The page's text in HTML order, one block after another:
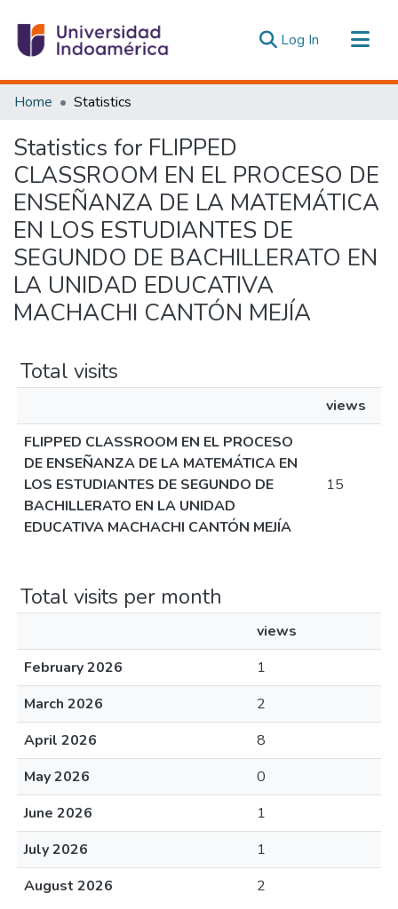
Log In (current)
Communities & Collections
Estadísticas Externas
Home Statistics
Statistics for FLIPPED
CLASSROOM EN EL PROCESO DE
ENSEÑANZA DE LA MATEMÁTICA
EN LOS ESTUDIANTES DE
SEGUNDO DE BACHILLERATO EN
LA UNIDAD EDUCATIVA
MACHACHI CANTÓN MEJÍA
Total visits
views
FLIPPED CLASSROOM EN EL PROCESO
DE ENSEÑANZA DE LA MATEMÁTICA EN
LOS ESTUDIANTES DE SEGUNDO DE
BACHILLERATO EN LA UNIDAD
EDUCATIVA MACHACHI CANTÓN MEJÍA
15
Total visits per month
views
February 2026
1
March 2026
2
April 2026
8
May 2026
0
June 2026
1
July 2026
1
August 2026
2